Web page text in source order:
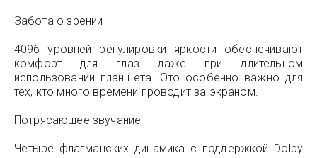
Забота о зрении
4096 уровней регулировки яркости обеспечивают
комфорт для глаз даже при длительном
использовании планшета. Это особенно важно для
тех, кто много времени проводит за экраном.
Потрясающее звучание
Четыре флагманских динамика с поддержкой Dolby